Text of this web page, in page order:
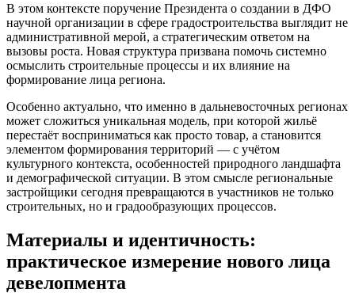
В этом контексте поручение Президента о создании в ДФО
научной организации в сфере градостроительства выглядит не
административной мерой, а стратегическим ответом на
вызовы роста. Новая структура призвана помочь системно
осмыслить строительные процессы и их влияние на
формирование лица региона.
Особенно актуально, что именно в дальневосточных регионах
может сложиться уникальная модель, при которой жильё
перестаёт восприниматься как просто товар, а становится
элементом формирования территорий — с учётом
культурного контекста, особенностей природного ландшафта
и демографической ситуации. В этом смысле региональные
застройщики сегодня превращаются в участников не только
строительных, но и градообразующих процессов.
Материалы и идентичность:
практическое измерение нового лица
девелопмента